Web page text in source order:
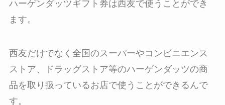
ハーゲンダッツギフト券は西友で使うことができ
ます。
西友だけでなく全国のスーパーやコンビニエンス
ストア、ドラッグストア等のハーゲンダッツの商
品を取り扱っているお店で使うことができるんで
す。